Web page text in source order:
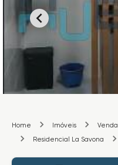
Home Imóveis Venda
Residencial La Savona